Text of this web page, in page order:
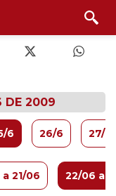
DE 2009
6 26/6 27/6
a 21/06 22/06 a